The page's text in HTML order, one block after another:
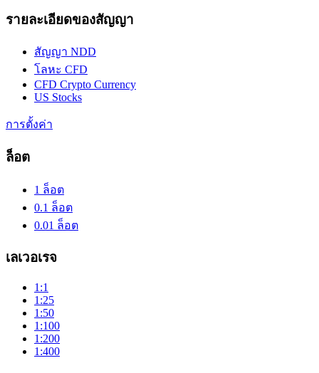
รายละเอียดของสัญญา
สัญญา NDD
โลหะ CFD
CFD Crypto Currency
US Stocks
การตั้งค่า
ล็อต
1 ล็อต
0.1 ล็อต
0.01 ล็อต
เลเวอเรจ
1:1
1:25
1:50
1:100
1:200
1:400